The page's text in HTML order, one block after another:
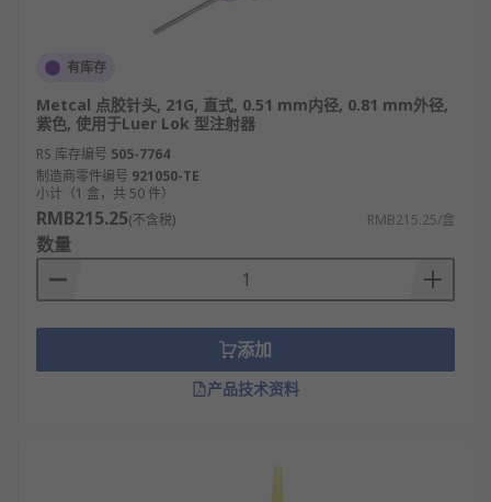
斜口点胶针头：针尖呈 45°/60° 斜角，出胶呈
线性，适配边缘、缝隙施胶（如电路板边缘密
封、外壳拼接处涂胶）。
平口点胶针头：针尖平整、出胶均匀，出胶量
稳定，适配平面涂胶（如显示屏边框固定、饰
品表面粘胶）。
超细口径针头：口径 0.1 - 0.5mm，出胶量极小
（纳升级），适配精密电子元件（如芯片邦
定、微型传感器点胶）。
大口径点胶针头：口径 2 - 5mm，出胶量大、
速度快，适配大面积施胶（如汽车零部件密
封、大型塑料件粘合）。
加长型点胶针头：针管长度 30mm - 50mm，可
深入狭小或较深空间（如设备内部元件、深腔
有库存
Metcal 点胶针头, 21G, 直式, 0.51 mm内径, 0.81 mm外径,
紫色, 使用于Luer Lok 型注射器
RS 库存编号 505-7764
制造商零件编号 921050-TE
小计（1 盒，共 50 件）
RMB215.25(不含税) RMB215.25/盒
数量
添加
产品技术资料